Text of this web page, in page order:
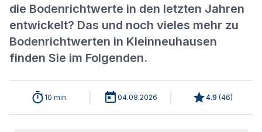
die Bodenrichtwerte in den letzten Jahren
entwickelt? Das und noch vieles mehr zu
Bodenrichtwerten in Kleinneuhausen
finden Sie im Folgenden.
10 min. 04.08.2026 4.9 (46)